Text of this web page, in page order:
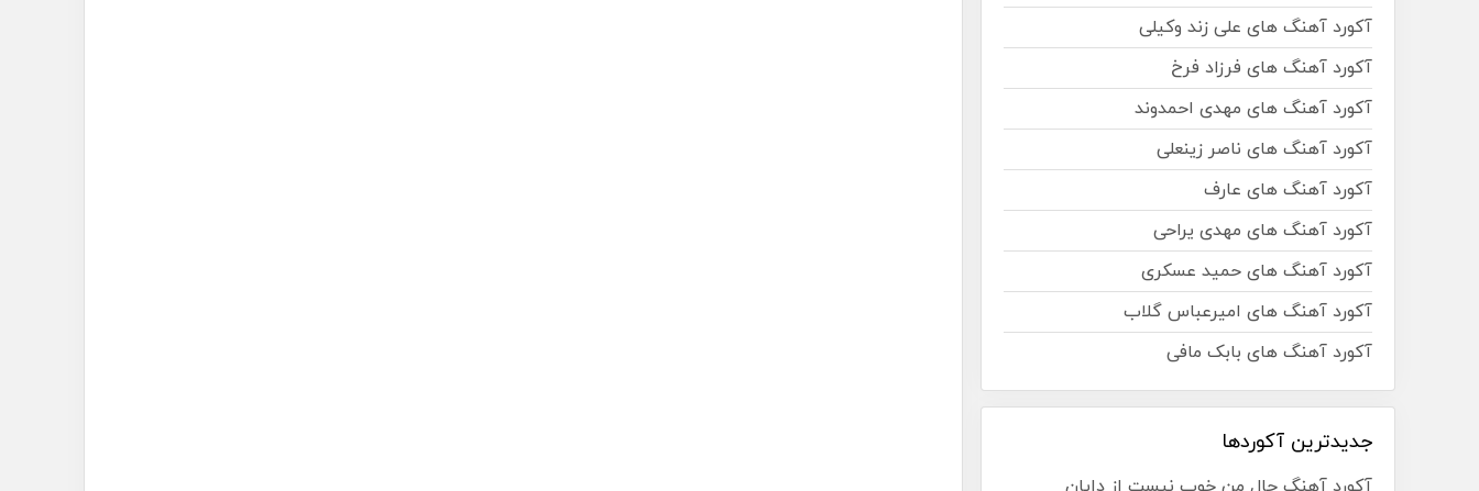
آکورد آهنگ های علی زند وکیلی
آکورد آهنگ های فرزاد فرخ
آکورد آهنگ های مهدی احمدوند
آکورد آهنگ های ناصر زینعلی
آکورد آهنگ های عارف
آکورد آهنگ های مهدی یراحی
آکورد آهنگ های حمید عسکری
آکورد آهنگ های امیرعباس گلاب
آکورد آهنگ های بابک مافی
جدیدترین آکوردها